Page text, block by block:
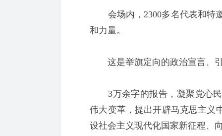
会场内，2300多名代表和特
和力量。
这是举旗定向的政治宣言、
3万余字的报告，凝聚党心民
伟大变革，提出开辟马克思主义
设社会主义现代化国家新征程、